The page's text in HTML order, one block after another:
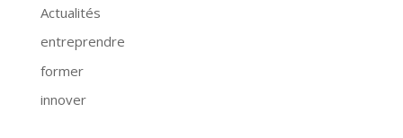
Actualités
entreprendre
former
innover